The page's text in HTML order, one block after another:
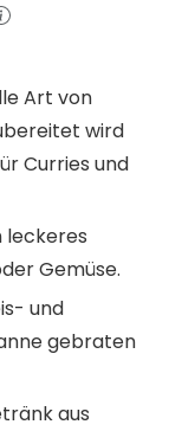
Art von
wird
Curries und
leckeres
Gemüse.
und
gebraten
aus